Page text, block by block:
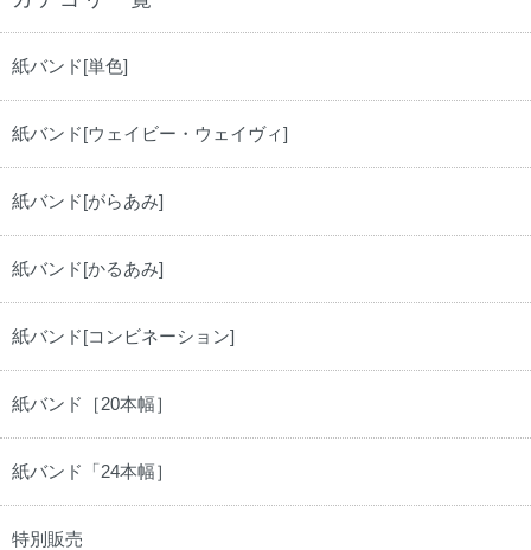
紙バンド[単色]
紙バンド[ウェイビー・ウェイヴィ]
紙バンド[がらあみ]
紙バンド[かるあみ]
紙バンド[コンビネーション]
紙バンド［20本幅］
紙バンド「24本幅］
特別販売